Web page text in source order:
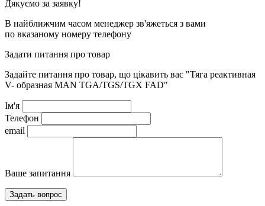
Дякуємо за заявку!
В найближчим часом менеджер зв'яжеться з вами
по вказаному номеру телефону
Задати питання про товар
Задайте питання про товар, що цікавить вас "Тяга реактивная
V- образная MAN TGA/TGS/TGX FAD"
Ім'я
Телефон
email
Ваше запитання